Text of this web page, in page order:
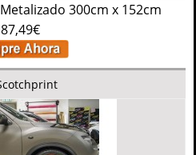
300cm x 152cm